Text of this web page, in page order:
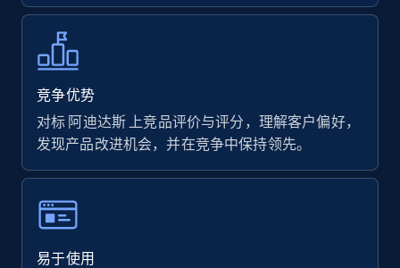
URL, Final price, Sku, Currency, Gtin,
Specifications, Image urls, Top reviews, and
more.
5.6K+
竞争优势
对标 阿迪达斯 上竞品评价与评分，理解客户偏好，
发现产品改进机会，并在竞争中保持领先。
易于使用